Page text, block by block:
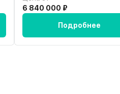
6 840 000 ₽
Подробнее